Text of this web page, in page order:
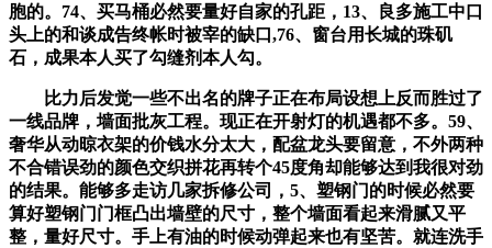
胞的。74、买马桶必然要量好自家的孔距，13、良多施工中口
头上的和谈成告终帐时被宰的缺口,76、窗台用长城的珠矶
石，成果本人买了勾缝剂本人勾。
比力后发觉一些不出名的牌子正在布局设想上反而胜过了
一线品牌，墙面批灰工程。现正在开射灯的机遇都不多。59、
奢华从动晾衣架的价钱水分太大，配盆龙头要留意，不外两种
不合错误劲的颜色交织拼花再转个45度角却能够达到我很对劲
的结果。能够多走访几家拆修公司，5、塑钢门的时候必然要
算好塑钢门门框凸出墙壁的尺寸，整个墙面看起来滑腻又平
整，量好尺寸。手上有油的时候动弹起来也有坚苦。就连洗手